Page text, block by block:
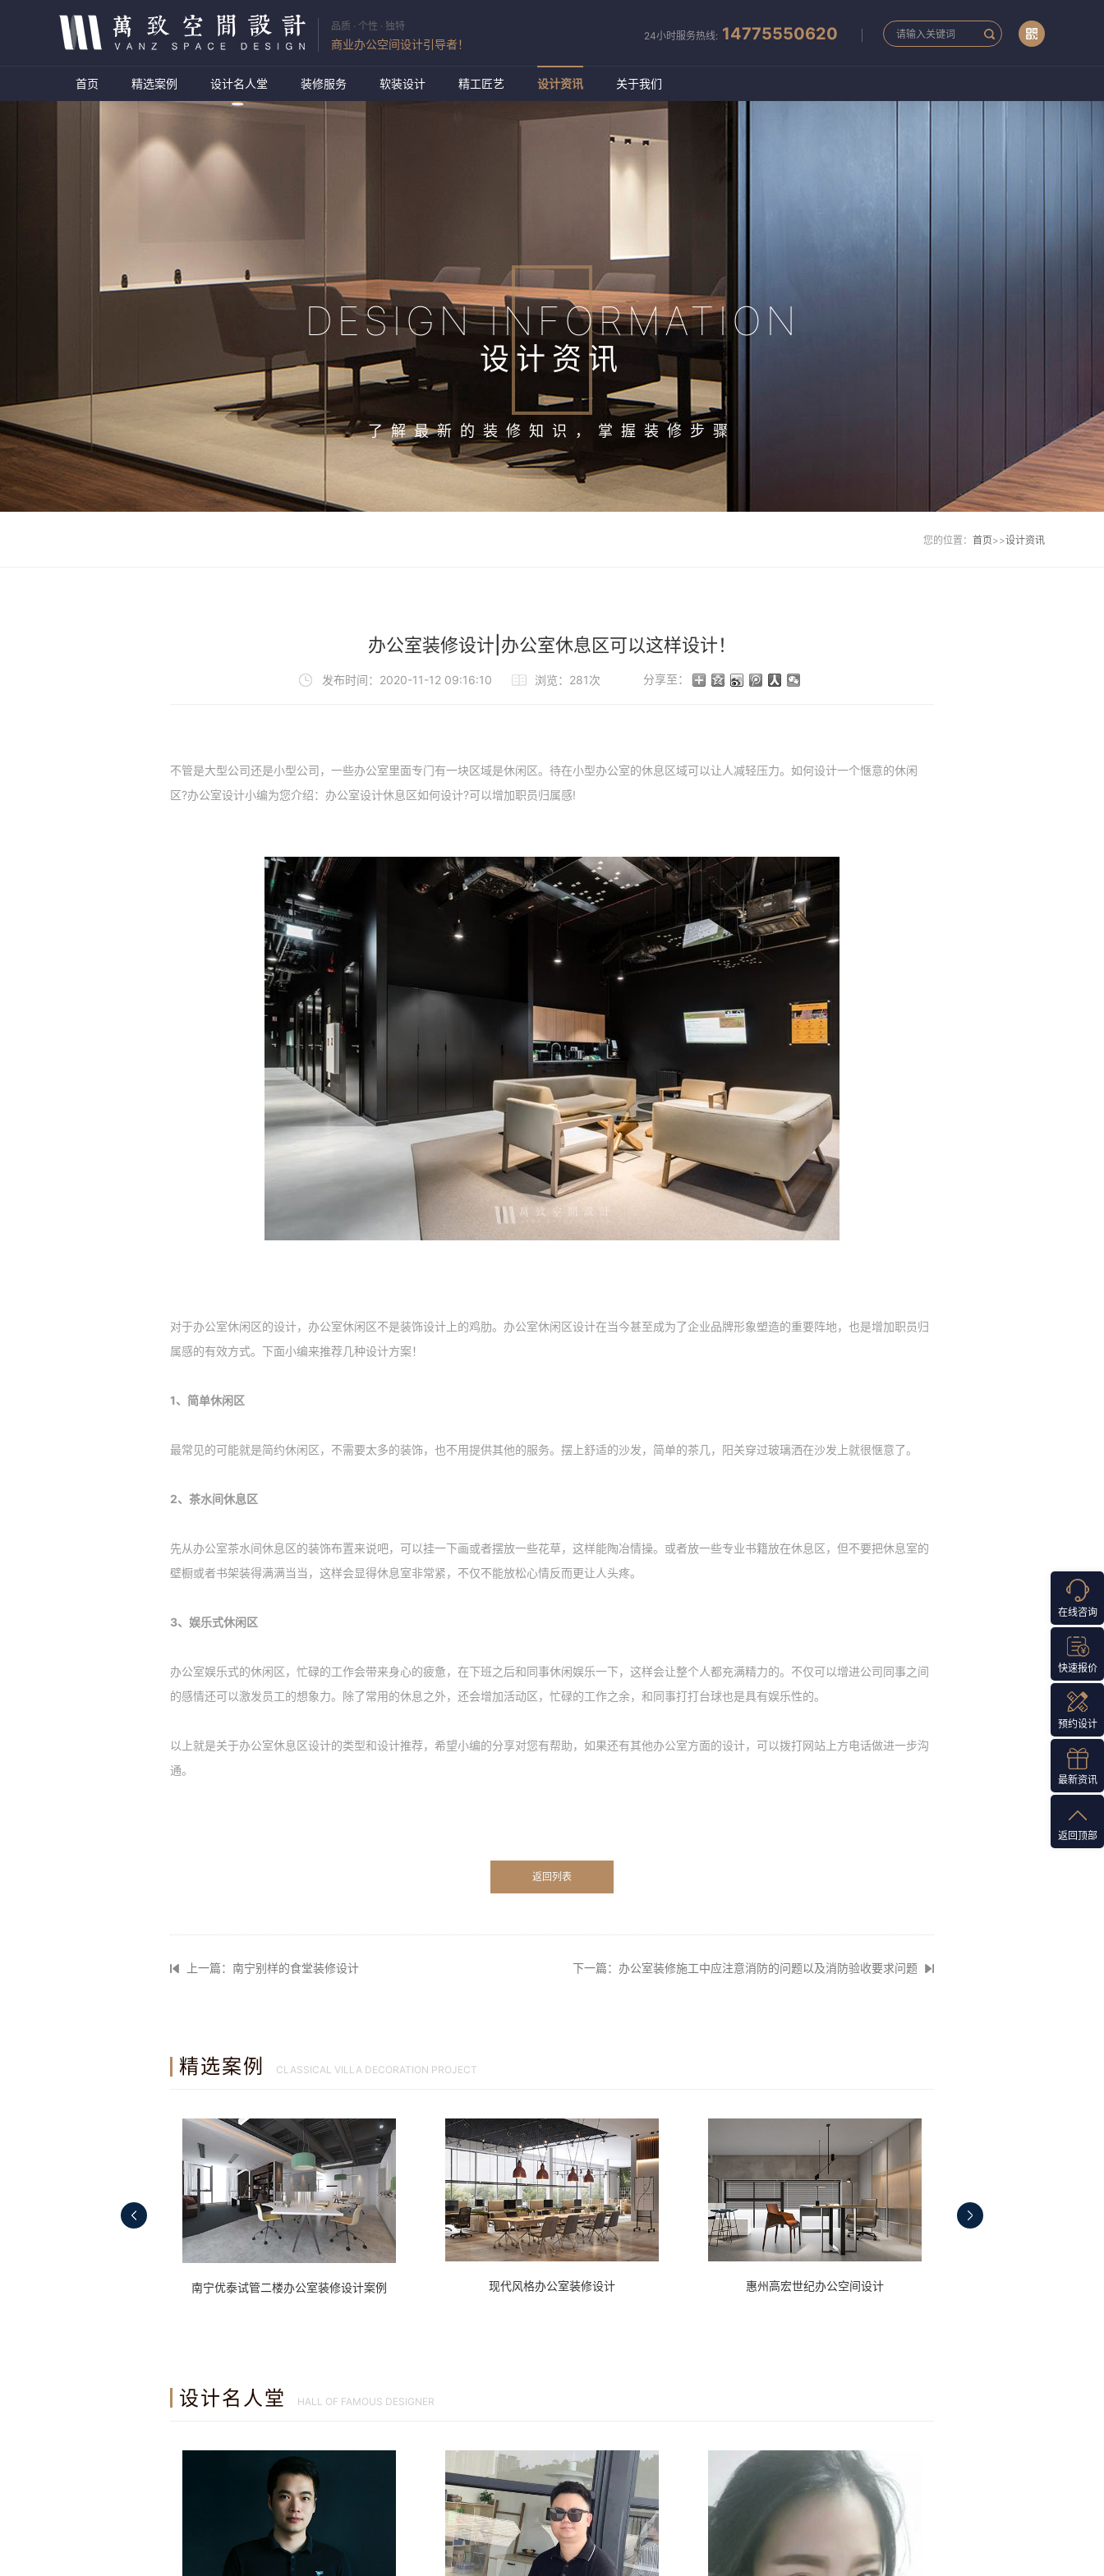
品质 · 个性 · 独特
商业办公空间设计引导者！
24小时服务热线: 14775550620
首页 精选案例 设计名人堂 装修服务 软装设计 精工匠艺 设计资讯 关于我们
DESIGN INFORMATION
设计资讯
了解最新的装修知识，掌握装修步骤
您的位置： 首页>>设计资讯
办公室装修设计|办公室休息区可以这样设计！
发布时间：2020-11-12 09:16:10 浏览：281次 分享至：
不管是大型公司还是小型公司，一些办公室里面专门有一块区域是休闲区。待在小型办公室的休息区域可以让人减轻压力。如何设计一个惬意的休闲
区?办公室设计小编为您介绍：办公室设计休息区如何设计?可以增加职员归属感!
对于办公室休闲区的设计，办公室休闲区不是装饰设计上的鸡肋。办公室休闲区设计在当今甚至成为了企业品牌形象塑造的重要阵地，也是增加职员归
属感的有效方式。下面小编来推荐几种设计方案！
1、简单休闲区
最常见的可能就是简约休闲区，不需要太多的装饰，也不用提供其他的服务。摆上舒适的沙发，简单的茶几，阳关穿过玻璃洒在沙发上就很惬意了。
2、茶水间休息区
先从办公室茶水间休息区的装饰布置来说吧，可以挂一下画或者摆放一些花草，这样能陶冶情操。或者放一些专业书籍放在休息区，但不要把休息室的
壁橱或者书架装得满满当当，这样会显得休息室非常紧，不仅不能放松心情反而更让人头疼。
3、娱乐式休闲区
办公室娱乐式的休闲区，忙碌的工作会带来身心的疲惫，在下班之后和同事休闲娱乐一下，这样会让整个人都充满精力的。不仅可以增进公司同事之间
的感情还可以激发员工的想象力。除了常用的休息之外，还会增加活动区，忙碌的工作之余，和同事打打台球也是具有娱乐性的。
以上就是关于办公室休息区设计的类型和设计推荐，希望小编的分享对您有帮助，如果还有其他办公室方面的设计，可以拨打网站上方电话做进一步沟
通。
返回列表
上一篇：南宁别样的食堂装修设计 下一篇：办公室装修施工中应注意消防的问题以及消防验收要求问题
精选案例 CLASSICAL VILLA DECORATION PROJECT
南宁优泰试管二楼办公室装修设计案例 现代风格办公室装修设计 惠州高宏世纪办公空间设计
设计名人堂 HALL OF FAMOUS DESIGNER
在线咨询
快速报价
预约设计
最新资讯
返回顶部